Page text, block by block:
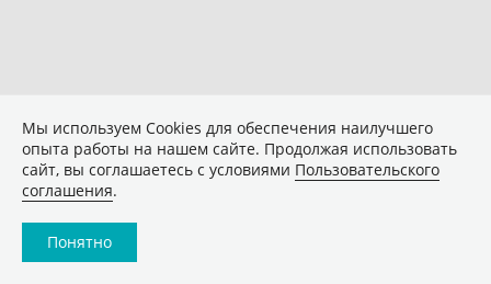
Мы используем Сookies для обеспечения наилучшего
опыта работы на нашем сайте. Продолжая использовать
сайт, вы соглашаетесь с условиями Пользовательского
соглашения.
Понятно